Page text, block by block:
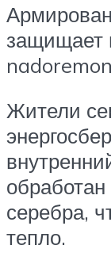
защищает
Жители
серебра,
тепло.